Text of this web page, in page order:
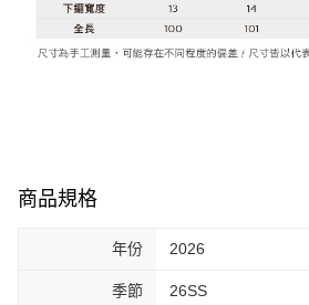
商品規格
年份 2026
季節 26SS